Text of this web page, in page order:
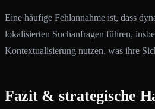
Eine häufige Fehlannahme ist, dass
lokalisierten Suchanfragen führen,
Kontextualisierung nutzen, was ihre
Fazit & strategische